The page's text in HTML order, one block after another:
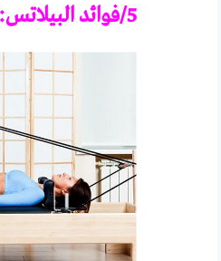
5/فوائد البيلاتس: